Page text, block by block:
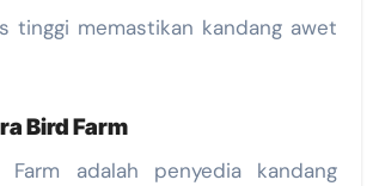
tinggi memastikan kandang awet
Bird Farm
Farm adalah penyedia kandang